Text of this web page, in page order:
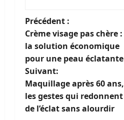
N
a
v
i
g
Précédent :
Crème visage pas chère :
la solution économique
pour une peau éclatante
Suivant:
Maquillage après 60 ans,
les gestes qui redonnent
de l’éclat sans alourdir